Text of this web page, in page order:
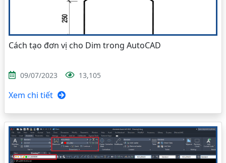
Cách tạo đơn vị cho Dim trong AutoCAD
09/07/2023 13,105
Xem chi tiết